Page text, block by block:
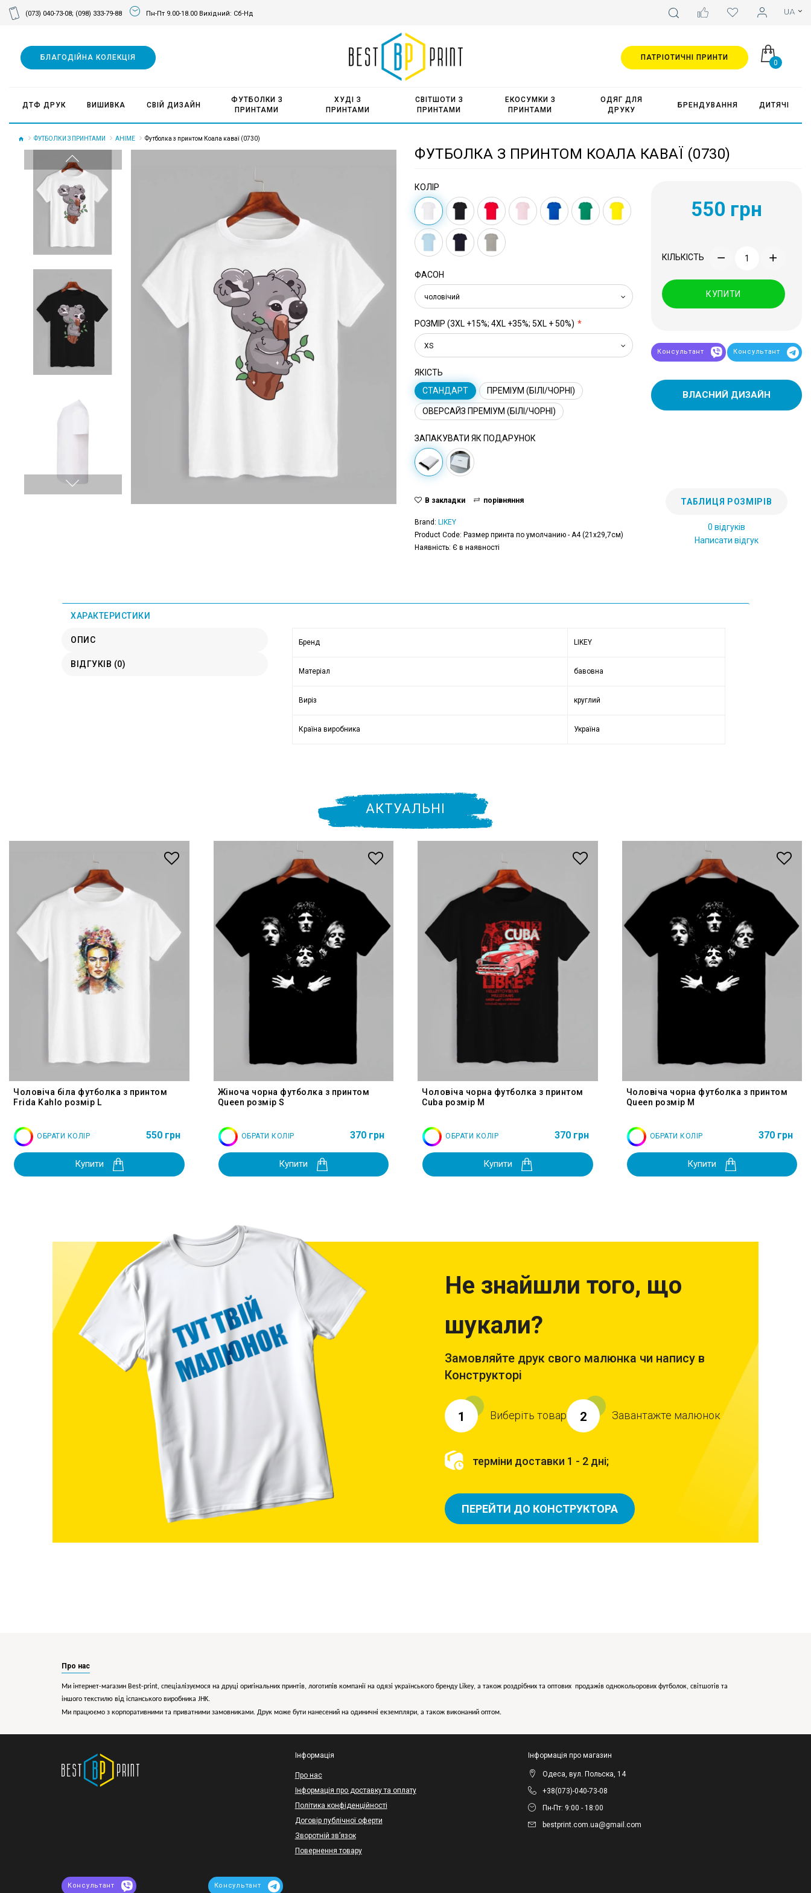
(073) 040-73-08; (098) 333-79-88 Пн-Пт 9.00-18.00 Вихідний: Сб-Нд
0
БЛАГОДІЙНА КОЛЕКЦІЯ
ДТФ ДРУК ВИШИВКА СВІЙ ДИЗАЙН
ФУТБОЛКИ З
ПРИНТАМИ
ХУДІ З
ПРИНТАМИ
СВІТШОТИ З
ПРИНТАМИ
ЕКОСУМКИ З
ПРИНТАМИ
ОДЯГ ДЛЯ
ДРУКУ
БРЕНДУВАННЯ ДИТЯЧІ
ПАТРІОТИЧНІ ПРИНТИ
ФУТБОЛКИ З ПРИНТАМИ АНІМЕ Футболка з принтом Коала каваї (0730)
ФУТБОЛКА З ПРИНТОМ КОАЛА КАВАЇ (0730)
КОЛІР
ФАСОН
чоловічий
РОЗМІР (3XL +15%; 4XL +35%; 5XL + 50%)
XS
ЯКІСТЬ
СТАНДАРТ
ПРЕМІУМ (БІЛІ/ЧОРНІ)
ОВЕРСАЙЗ ПРЕМІУМ (БІЛІ/ЧОРНІ)
ЗАПАКУВАТИ ЯК ПОДАРУНОК
550 грн
КІЛЬКІСТЬ
КУПИТИ
Консультант Консультант
ВЛАСНИЙ ДИЗАЙН
В закладки порівняння
Brand: LIKEY
Product Code: Размер принта по умолчанию - А4 (21x29,7см)
Наявність: Є в наявності
ТАБЛИЦЯ РОЗМІРІВ
0 відгуків
Написати відгук
ХАРАКТЕРИСТИКИ
ОПИС
ВІДГУКІВ (0)
Бренд LIKEY
Матеріал бавовна
Виріз круглий
Країна виробника Україна
АКТУАЛЬНІ
Чоловіча біла футболка з принтом
Frida Kahlo розмір L
ОБРАТИ КОЛІР 550 грн
Купити
Жіноча чорна футболка з принтом
Queen розмір S
ОБРАТИ КОЛІР 370 грн
Купити
Чоловіча чорна футболка з принтом
Cuba розмір M
ОБРАТИ КОЛІР 370 грн
Купити
Чоловіча чорна футболка з принтом
Queen розмір M
ОБРАТИ КОЛІР 370 грн
Купити
Не знайшли того, що
шукали?
Замовляйте друк свого малюнка чи напису в
Конструкторі
1 Виберіть товар 2 Завантажте малюнок
терміни доставки 1 - 2 дні;
ПЕРЕЙТИ ДО КОНСТРУКТОРА
Про нас
Ми інтернет-магазин Best-print, спеціалізуємося на друці оригінальних принтів, логотипів компанії на одязі українського бренду Likey, а також роздрібних та оптових продажів однокольорових футболок, світшотів та
іншого текстилю від іспанського виробника JHK.
Ми працюємо з корпоративними та приватними замовниками. Друк може бути нанесений на одиничні екземпляри, а також виконаний оптом.
Інформація
Про нас
Інформація про доставку та оплату
Політика конфіденційності
Договір публічної оферти
Зворотній зв’язок
Повернення товару
Інформація про магазин
Одеса, вул. Польска, 14
+38(073)-040-73-08
Пн-Пт: 9:00 - 18:00
bestprint.com.ua@gmail.com
Консультант Консультант